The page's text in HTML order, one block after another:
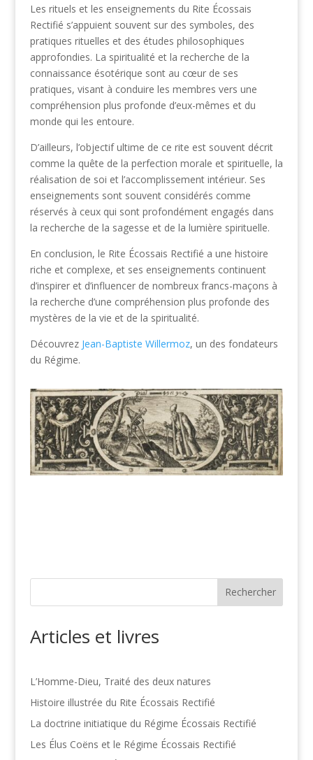
Les rituels et les enseignements du Rite Écossais
Rectifié s’appuient souvent sur des symboles, des
pratiques rituelles et des études philosophiques
approfondies. La spiritualité et la recherche de la
connaissance ésotérique sont au cœur de ses
pratiques, visant à conduire les membres vers une
compréhension plus profonde d’eux-mêmes et du
monde qui les entoure.
D’ailleurs, l’objectif ultime de ce rite est souvent décrit
comme la quête de la perfection morale et spirituelle, la
réalisation de soi et l’accomplissement intérieur. Ses
enseignements sont souvent considérés comme
réservés à ceux qui sont profondément engagés dans
la recherche de la sagesse et de la lumière spirituelle.
En conclusion, le Rite Écossais Rectifié a une histoire
riche et complexe, et ses enseignements continuent
d’inspirer et d’influencer de nombreux francs-maçons à
la recherche d’une compréhension plus profonde des
mystères de la vie et de la spiritualité.
Découvrez Jean-Baptiste Willermoz, un des fondateurs
du Régime.
Rechercher
Articles et livres
L’Homme-Dieu, Traité des deux natures
Histoire illustrée du Rite Écossais Rectifié
La doctrine initiatique du Régime Écossais Rectifié
Les Élus Coëns et le Régime Écossais Rectifié